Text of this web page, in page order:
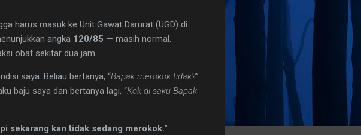
harus masuk ke Unit Gawat Darurat (UGD) di
angka 120/85 — masih normal.
obat sekitar dua jam.
saya. Beliau bertanya, “Bapak merokok tidak?”
baju saya dan bertanya lagi, “Kok di saku Bapak
sekarang kan tidak sedang merokok.”